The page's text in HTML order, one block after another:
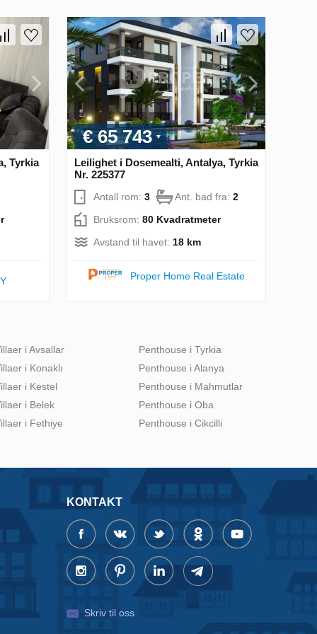
Tyrkia
€ 65 743
Leilighet i Dosemealti, Antalya, Tyrkia
Nr. 225377
Antall rom: 3 Ant. bad fra: 2
Bruksrom: 80 Kvadratmeter
Avstand til havet: 18 km
Proper Home Real Estate
i Avsallar
i Konaklı
i Kestel
i Belek
i Fethiye
Penthouse i Tyrkia
Penthouse i Alanya
Penthouse i Mahmutlar
Penthouse i Oba
Penthouse i Cikcilli
KONTAKT
Skriv til oss